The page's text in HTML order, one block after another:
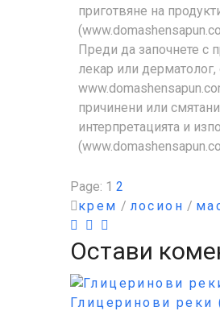
приготвяне на
Преди да започнете с
лекар или
причинени или
интерпретацията и
Page: 1 2
крем / лосион /
Остави
Глицеринови